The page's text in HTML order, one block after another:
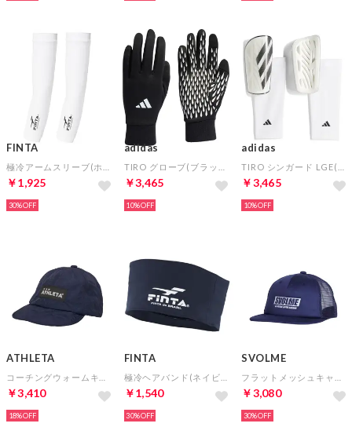
FINTA
￥1,925
30%
adidas
￥3,465
10%
adidas
￥3,465
10%
ATHLETA
￥3,410
18%
FINTA
￥1,540
30%
SVOLME
￥3,080
30%